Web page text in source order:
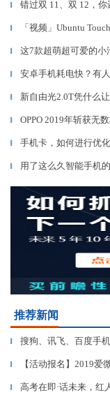
▎ 错过双 11、双 12，
▎ 「视频」Ubuntu
▎ 这7款超萌超可爱的小
▎ 安卓手机耗电快？有
▎ 新自由光2.0T凭什么
▎ OPPO 2019年斩获无
▎ 手机卡，如何进行优
▎ 用了这么久智能手机
推荐新闻
▎ 搜狗、讯飞、百度手
▎ 【活动报名】2019爱
▎ 高考在即·话未来，红